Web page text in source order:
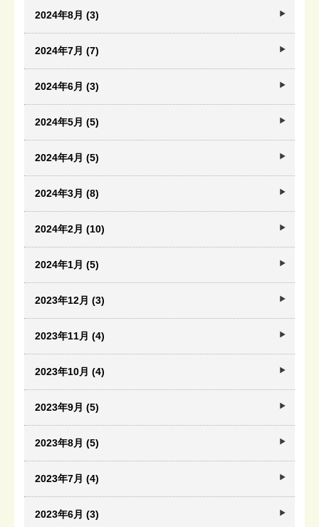
2024年8月 (3)
2024年7月 (7)
2024年6月 (3)
2024年5月 (5)
2024年4月 (5)
2024年3月 (8)
2024年2月 (10)
2024年1月 (5)
2023年12月 (3)
2023年11月 (4)
2023年10月 (4)
2023年9月 (5)
2023年8月 (5)
2023年7月 (4)
2023年6月 (3)